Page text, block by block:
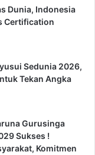
Dunia, Indonesia
Certification
Sedunia 2026,
Tekan Angka
Gurusinga
Sukses !
Komitmen